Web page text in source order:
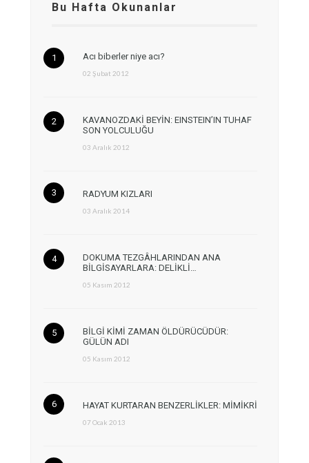
Bu Hafta Okunanlar
Acı biberler niye acı?
02 Şubat 2012
KAVANOZDAKİ BEYİN: EINSTEIN’IN TUHAF
SON YOLCULUĞU
03 Aralık 2012
RADYUM KIZLARI
03 Aralık 2014
DOKUMA TEZGÂHLARINDAN ANA
BİLGİSAYARLARA: DELİKLİ…
05 Kasım 2012
BİLGİ KİMİ ZAMAN ÖLDÜRÜCÜDÜR:
GÜLÜN ADI
05 Kasım 2012
HAYAT KURTARAN BENZERLİKLER: MİMİKRİ
07 Ocak 2013